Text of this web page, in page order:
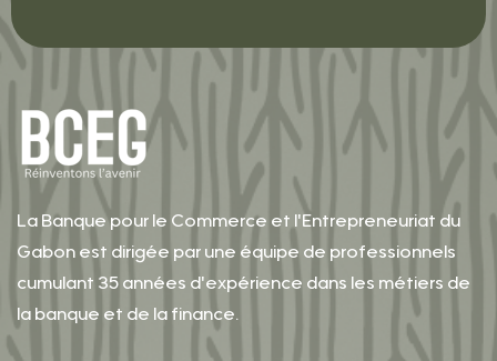
La Banque pour le Commerce et l'Entrepreneuriat du
Gabon est dirigée par une équipe de professionnels
cumulant 35 années d'expérience dans les métiers de
la banque et de la finance.